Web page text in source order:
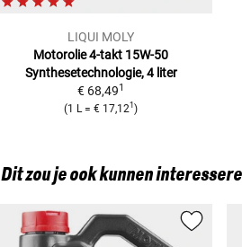
LIQUI MOLY
Motorolie 4-takt 15W-50
Synthesetechnologie, 4 liter
€ 68,491
(1 L= € 17,121 )
Dit zou je ook kunnen